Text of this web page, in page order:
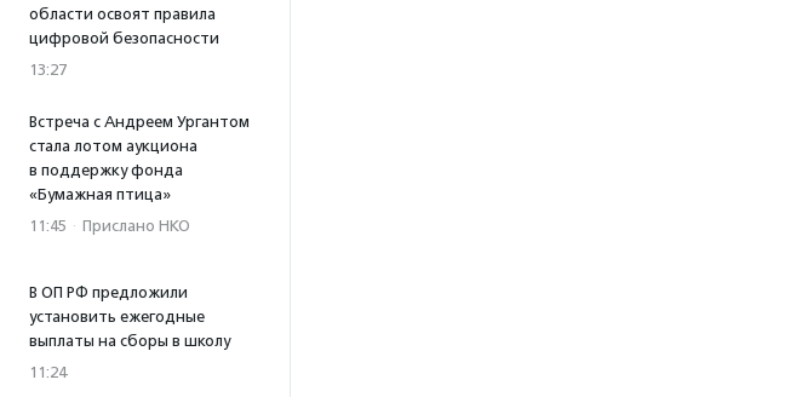
области освоят правила
цифровой безопасности
13:27
Встреча с Андреем Ургантом
стала лотом аукциона
в поддержку фонда
«Бумажная птица»
11:45 · Прислано НКО
В ОП РФ предложили
установить ежегодные
выплаты на сборы в школу
11:24